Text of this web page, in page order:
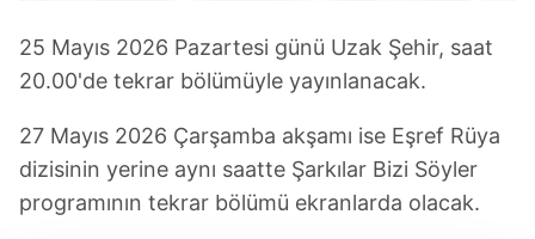
25 Mayıs 2026 Pazartesi günü Uzak Şehir, saat
20.00'de tekrar bölümüyle yayınlanacak.
27 Mayıs 2026 Çarşamba akşamı ise Eşref Rüya
dizisinin yerine aynı saatte Şarkılar Bizi Söyler
programının tekrar bölümü ekranlarda olacak.